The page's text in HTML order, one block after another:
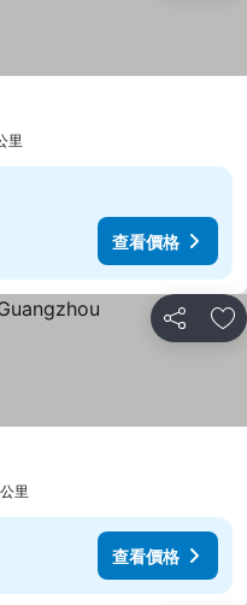
里
查看價格
分享 加
格
看價格
里
查看價格